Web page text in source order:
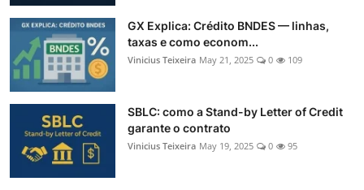
GX Explica: Crédito BNDES — linhas,
taxas e como econom...
Vinicius Teixeira May 21, 2025 0 109
SBLC: como a Stand-by Letter of Credit
garante o contrato
Vinicius Teixeira May 19, 2025 0 95